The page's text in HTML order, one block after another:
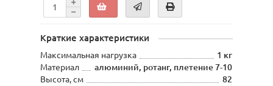
Краткие характеристики
Максимальная нагрузка
1 кг
Материал
алюминий, ротанг, плетение 7-10
Высота, см
82